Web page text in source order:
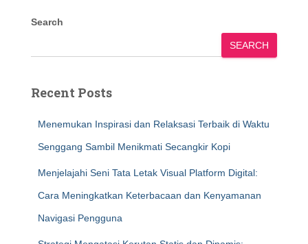
Search
SEARCH
Recent Posts
Menemukan Inspirasi dan Relaksasi Terbaik di Waktu
Senggang Sambil Menikmati Secangkir Kopi
Menjelajahi Seni Tata Letak Visual Platform Digital:
Cara Meningkatkan Keterbacaan dan Kenyamanan
Navigasi Pengguna